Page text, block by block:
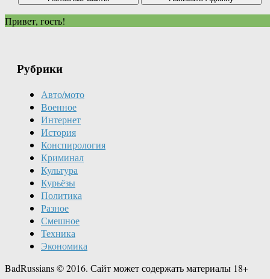
Привет, гость!
Рубрики
Авто/мото
Военное
Интернет
История
Конспирология
Криминал
Культура
Курьёзы
Политика
Разное
Смешное
Техника
Экономика
BadRussians © 2016. Сайт может содержать материалы 18+